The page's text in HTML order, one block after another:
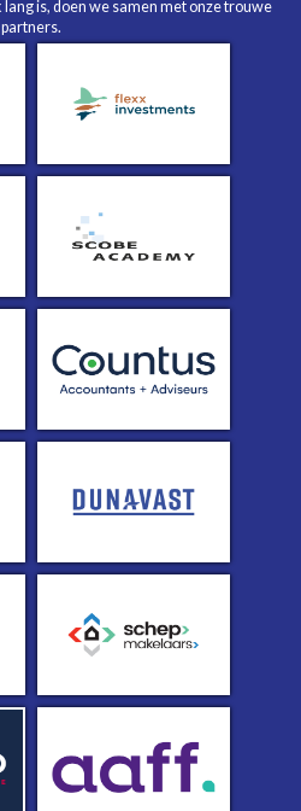
is, doen we samen met onze trouwe
partners.